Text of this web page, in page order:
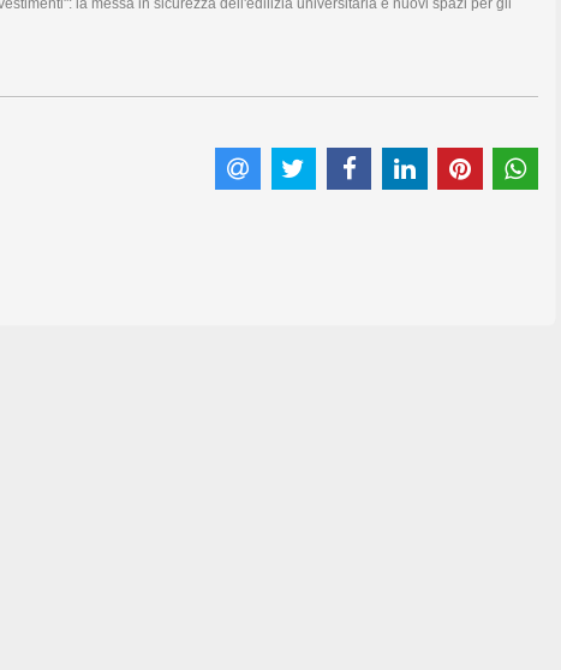
la messa in sicurezza dell'edilizia universitaria e nuovi spazi per gli